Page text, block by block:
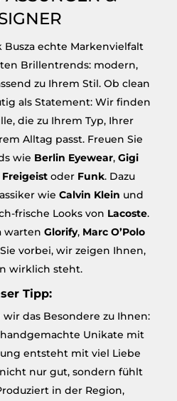
Busza echte Markenvielfalt
Brillentrends: modern,
zu Ihrem Stil. Ob clean
als Statement: Wir finden
die zu Ihrem Typ, Ihrer
Alltag passt. Freuen Sie
wie Berlin Eyewear, Gigi
Freigeist oder Funk. Dazu
wie Calvin Klein und
frische Looks von Lacoste.
warten Glorify, Marc O’Polo
vorbei, wir zeigen Ihnen,
wirklich steht.
Tipp:
das Besondere zu Ihnen:
Unikate mit
entsteht mit viel Liebe
nur gut, sondern fühlt
in der Region,